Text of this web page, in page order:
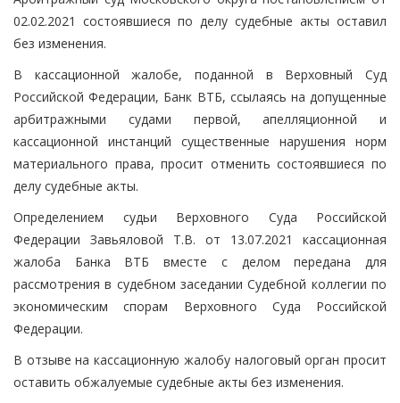
02.02.2021 состоявшиеся по делу судебные акты оставил
без изменения.
В кассационной жалобе, поданной в Верховный Суд
Российской Федерации, Банк ВТБ, ссылаясь на допущенные
арбитражными судами первой, апелляционной и
кассационной инстанций существенные нарушения норм
материального права, просит отменить состоявшиеся по
делу судебные акты.
Определением судьи Верховного Суда Российской
Федерации Завьяловой Т.В. от 13.07.2021 кассационная
жалоба Банка ВТБ вместе с делом передана для
рассмотрения в судебном заседании Судебной коллегии по
экономическим спорам Верховного Суда Российской
Федерации.
В отзыве на кассационную жалобу налоговый орган просит
оставить обжалуемые судебные акты без изменения.